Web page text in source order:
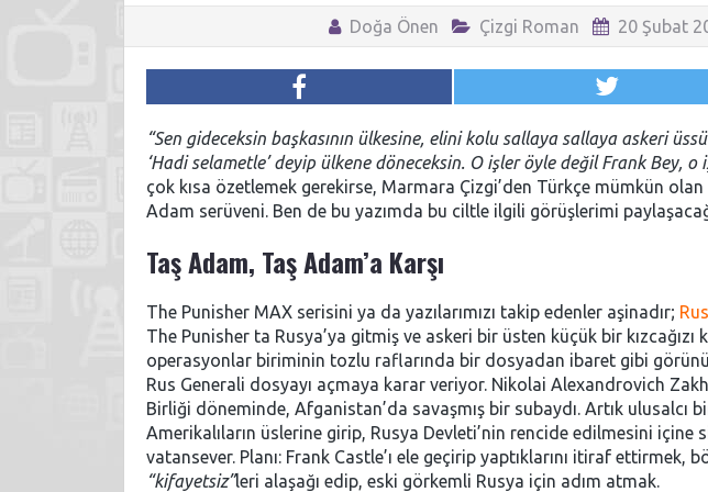
Doğa Önen Çizgi Roman 20 Şubat
“Sen gideceksin başkasının ülkesine, elini kolu sallaya sallaya askeri
‘Hadi selametle’ deyip ülkene döneceksin. O işler öyle değil Frank Bey, o
çok kısa özetlemek gerekirse, Marmara Çizgi’den Türkçe mümkün
Adam serüveni. Ben de bu yazımda bu ciltle ilgili görüşlerimi
Taş Adam, Taş Adam’a Karşı
The Punisher MAX serisini ya da yazılarımızı takip edenler aşinadır;
The Punisher ta Rusya’ya gitmiş ve askeri bir üsten küçük bir kızcağızı
operasyonlar biriminin tozlu raflarında bir dosyadan ibaret gibi
Rus Generali dosyayı açmaya karar veriyor. Nikolai Alexandrovich
Birliği döneminde, Afganistan’da savaşmış bir subaydı. Artık ulusalcı
Amerikalıların üslerine girip, Rusya Devleti’nin rencide edilmesini içine
vatansever. Planı: Frank Castle’ı ele geçirip yaptıklarını itiraf ettirmek,
“kifayetsiz”leri alaşağı edip, eski görkemli Rusya için adım atmak.